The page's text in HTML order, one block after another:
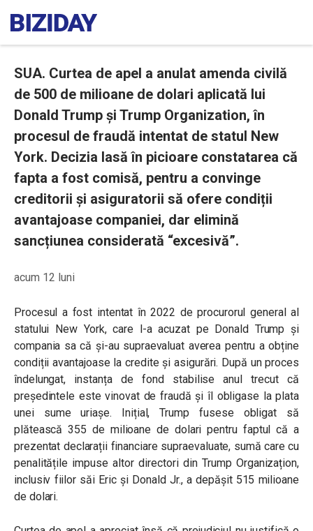
SUA. Curtea de apel a anulat amenda civilă
de 500 de milioane de dolari aplicată lui
Donald Trump și Trump Organization, în
procesul de fraudă intentat de statul New
York. Decizia lasă în picioare constatarea că
fapta a fost comisă, pentru a convinge
creditorii și asiguratorii să ofere condiții
avantajoase companiei, dar elimină
sancțiunea considerată “excesivă”.
acum 12 luni
Procesul a fost intentat în 2022 de procurorul general al
statului New York, care l-a acuzat pe Donald Trump și
compania sa că și-au supraevaluat averea pentru a obține
condiții avantajoase la credite și asigurări. După un proces
îndelungat, instanța de fond stabilise anul trecut că
președintele este vinovat de fraudă și îl obligase la plata
unei sume uriașe. Inițial, Trump fusese obligat să
plătească 355 de milioane de dolari pentru faptul că a
prezentat declarații financiare supraevaluate, sumă care cu
penalitățile impuse altor directori din Trump Organizațion,
inclusiv fiilor săi Eric și Donald Jr., a depășit 515 milioane
de dolari.